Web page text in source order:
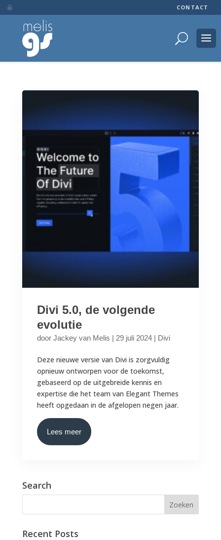
 CONTACT
Divi 5.0, de volgende
evolutie
door Jackey van Melis | 29 juli 2024| Divi
Deze nieuwe versie van Divi is zorgvuldig
opnieuw ontworpen voor de toekomst,
gebaseerd op de uitgebreide kennis en
expertise die het team van Elegant Themes
heeft opgedaan in de afgelopen negen jaar.
Lees meer
Search
Recent Posts